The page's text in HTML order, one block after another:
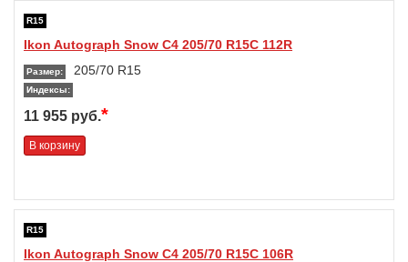
R15
Ikon Autograph Snow C4 205/70 R15C 112R
Размер: 205/70 R15
Индексы:
11 955 руб.*
В корзину
R15
Ikon Autograph Snow C4 205/70 R15C 106R